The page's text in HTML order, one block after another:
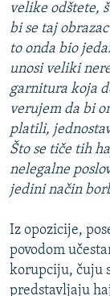
velike odštete,
bi se taj
to onda bio
unosi veliki
garnitura koja
verujem da bi
platili,
Što se tiče tih
nelegalne
jedini način
Iz opozicije,
povodom
korupciju, čuju
predstavljaju